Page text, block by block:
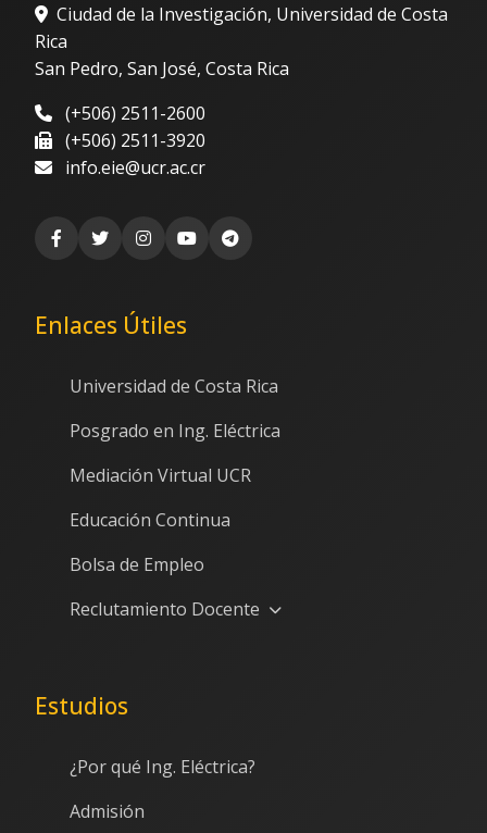
Ciudad de la Investigación, Universidad de Costa
Rica
San Pedro, San José, Costa Rica
(+506) 2511-2600
(+506) 2511-3920
info.eie@ucr.ac.cr
Enlaces Útiles
Universidad de Costa Rica
Posgrado en Ing. Eléctrica
Mediación Virtual UCR
Educación Continua
Bolsa de Empleo
Reclutamiento Docente
Estudios
¿Por qué Ing. Eléctrica?
Admisión